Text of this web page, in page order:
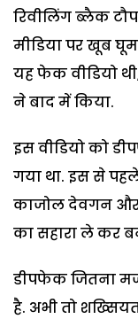
रिवीलिंग ब्लैक
मीडिया पर खूब
यह फेक वीडियो
ने बाद में किया.
इस वीडियो को
गया था. इस से
काजोल देवगन और
का सहारा ले कर
डीपफेक जितना
है. अभी तो